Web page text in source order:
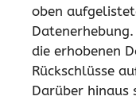
oben
die erhobenen
Rückschlüsse
Darüber hinaus